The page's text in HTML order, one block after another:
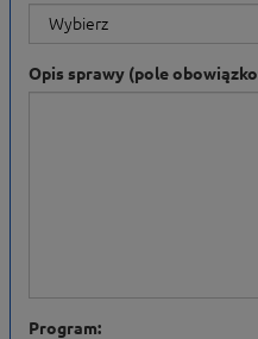
Opis sprawy (pole
Program: